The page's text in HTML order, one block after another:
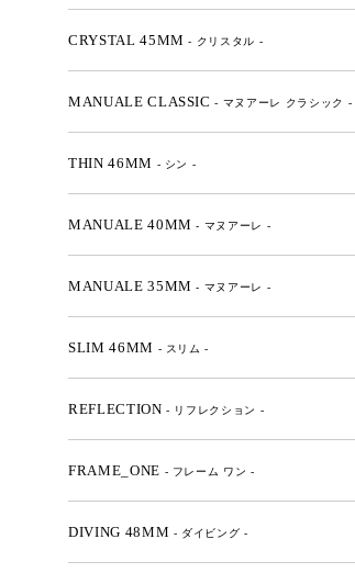
CRYSTAL 45MM- クリスタル -
MANUALE CLASSIC- マヌアーレ クラシック -
THIN 46MM - シン -
MANUALE 40MM- マヌアーレ -
MANUALE 35MM- マヌアーレ -
SLIM 46MM - スリム -
REFLECTION- リフレクション -
FRAME_ONE - フレーム ワン -
DIVING 48MM - ダイビング -